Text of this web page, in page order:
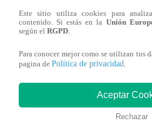
Cuenta también con un
de Familia y representante
Su pasión por el Derecho lo ha
difundir consejos sobre la
Este sitio utiliza cookies para
contenido. Si estás en la Unión
según el RGPD
Para conocer mejor como se utilizan tus
pagina de Política de privacidad
Aceptar
Rechazar